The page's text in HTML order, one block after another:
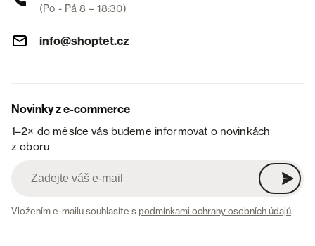
(Po - Pá 8 – 18:30)
info@shoptet.cz
Novinky z e-commerce
1–2× do měsíce vás budeme informovat o novinkách
z oboru
Vložením e-mailu souhlasíte spodmínkami ochrany osobních údajů.